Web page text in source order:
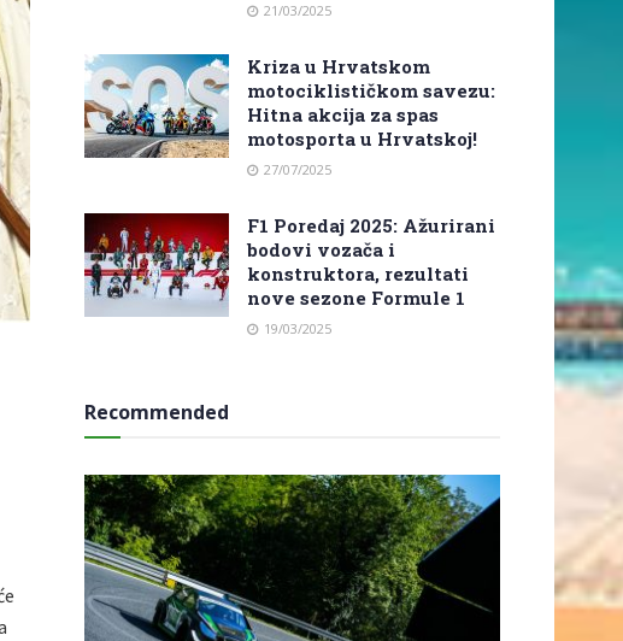
21/03/2025
Kriza u Hrvatskom
motociklističkom savezu:
Hitna akcija za spas
motosporta u Hrvatskoj!
27/07/2025
F1 Poredaj 2025: Ažurirani
bodovi vozača i
konstruktora, rezultati
nove sezone Formule 1
19/03/2025
Recommended